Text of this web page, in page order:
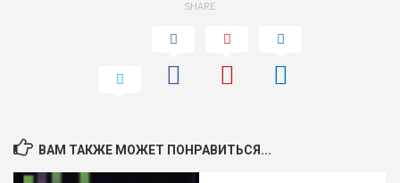
SHARE
ВАМ ТАКЖЕ МОЖЕТ ПОНРАВИТЬСЯ...